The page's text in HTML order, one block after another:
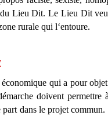
du Lieu Dit. Le Lieu Dit
rurale qui l‘entoure.
qui a pour
doivent
dans le projet